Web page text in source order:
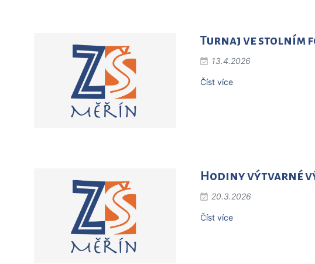
Turnaj ve stolním
13.4.2026
Číst více
Hodiny výtvarné
20.3.2026
Číst více